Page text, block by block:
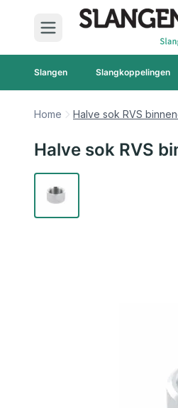
Ga naar de inhoud
Slangen Slangkoppelingen
Home Halve sok RVS
Halve sok RVS